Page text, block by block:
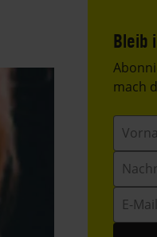
Bleib
Header
Text
mach
E-
Mail